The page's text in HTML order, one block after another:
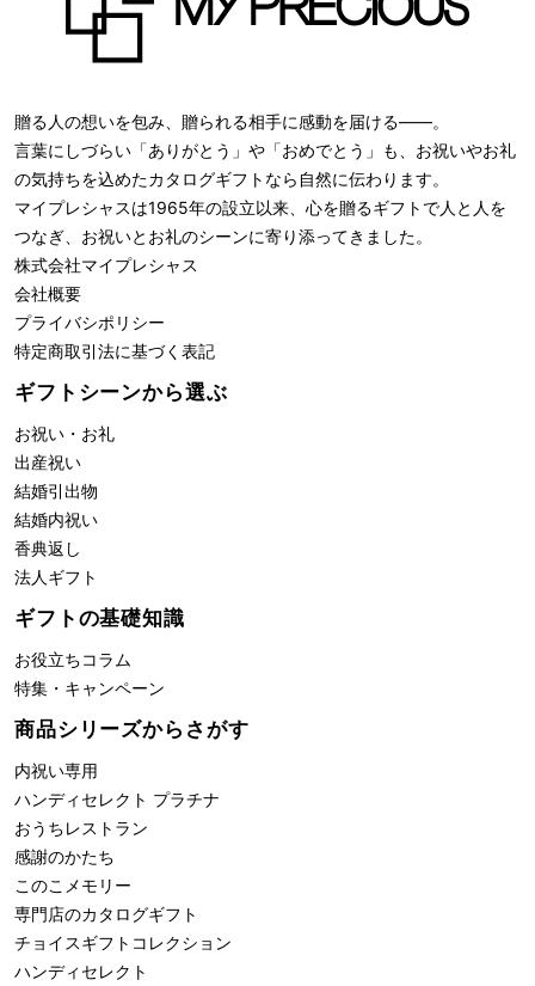
贈る人の想いを包み、贈られる相手に感動を届ける――。
言葉にしづらい「ありがとう」や「おめでとう」も、お祝いやお礼
の気持ちを込めたカタログギフトなら自然に伝わります。
マイプレシャスは1965年の設立以来、心を贈るギフトで人と人を
つなぎ、お祝いとお礼のシーンに寄り添ってきました。
株式会社マイプレシャス
会社概要
プライバシポリシー
特定商取引法に基づく表記
ギフトシーンから選ぶ
お祝い・お礼
出産祝い
結婚引出物
結婚内祝い
香典返し
法人ギフト
ギフトの基礎知識
お役立ちコラム
特集・キャンペーン
商品シリーズからさがす
内祝い専用
ハンディセレクト プラチナ
おうちレストラン
感謝のかたち
このこメモリー
専門店のカタログギフト
チョイスギフトコレクション
ハンディセレクト